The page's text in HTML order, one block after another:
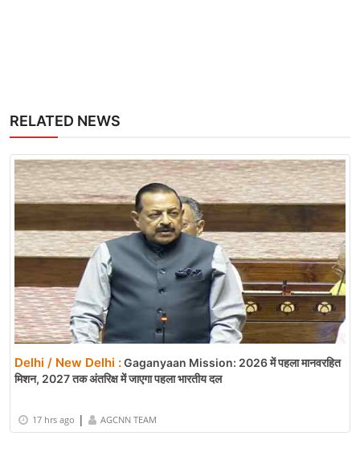
RELATED NEWS
Delhi / New Delhi :Gaganyaan Mission: 2026 में पहला मानवरहित
मिशन, 2027 तक अंतरिक्ष में जाएगा पहला भारतीय दल
17 hrs ago | AGCNN TEAM